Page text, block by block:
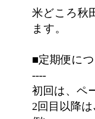
米どころ秋
ます。
■定期便に
----
初回は、ペ
2回目以降